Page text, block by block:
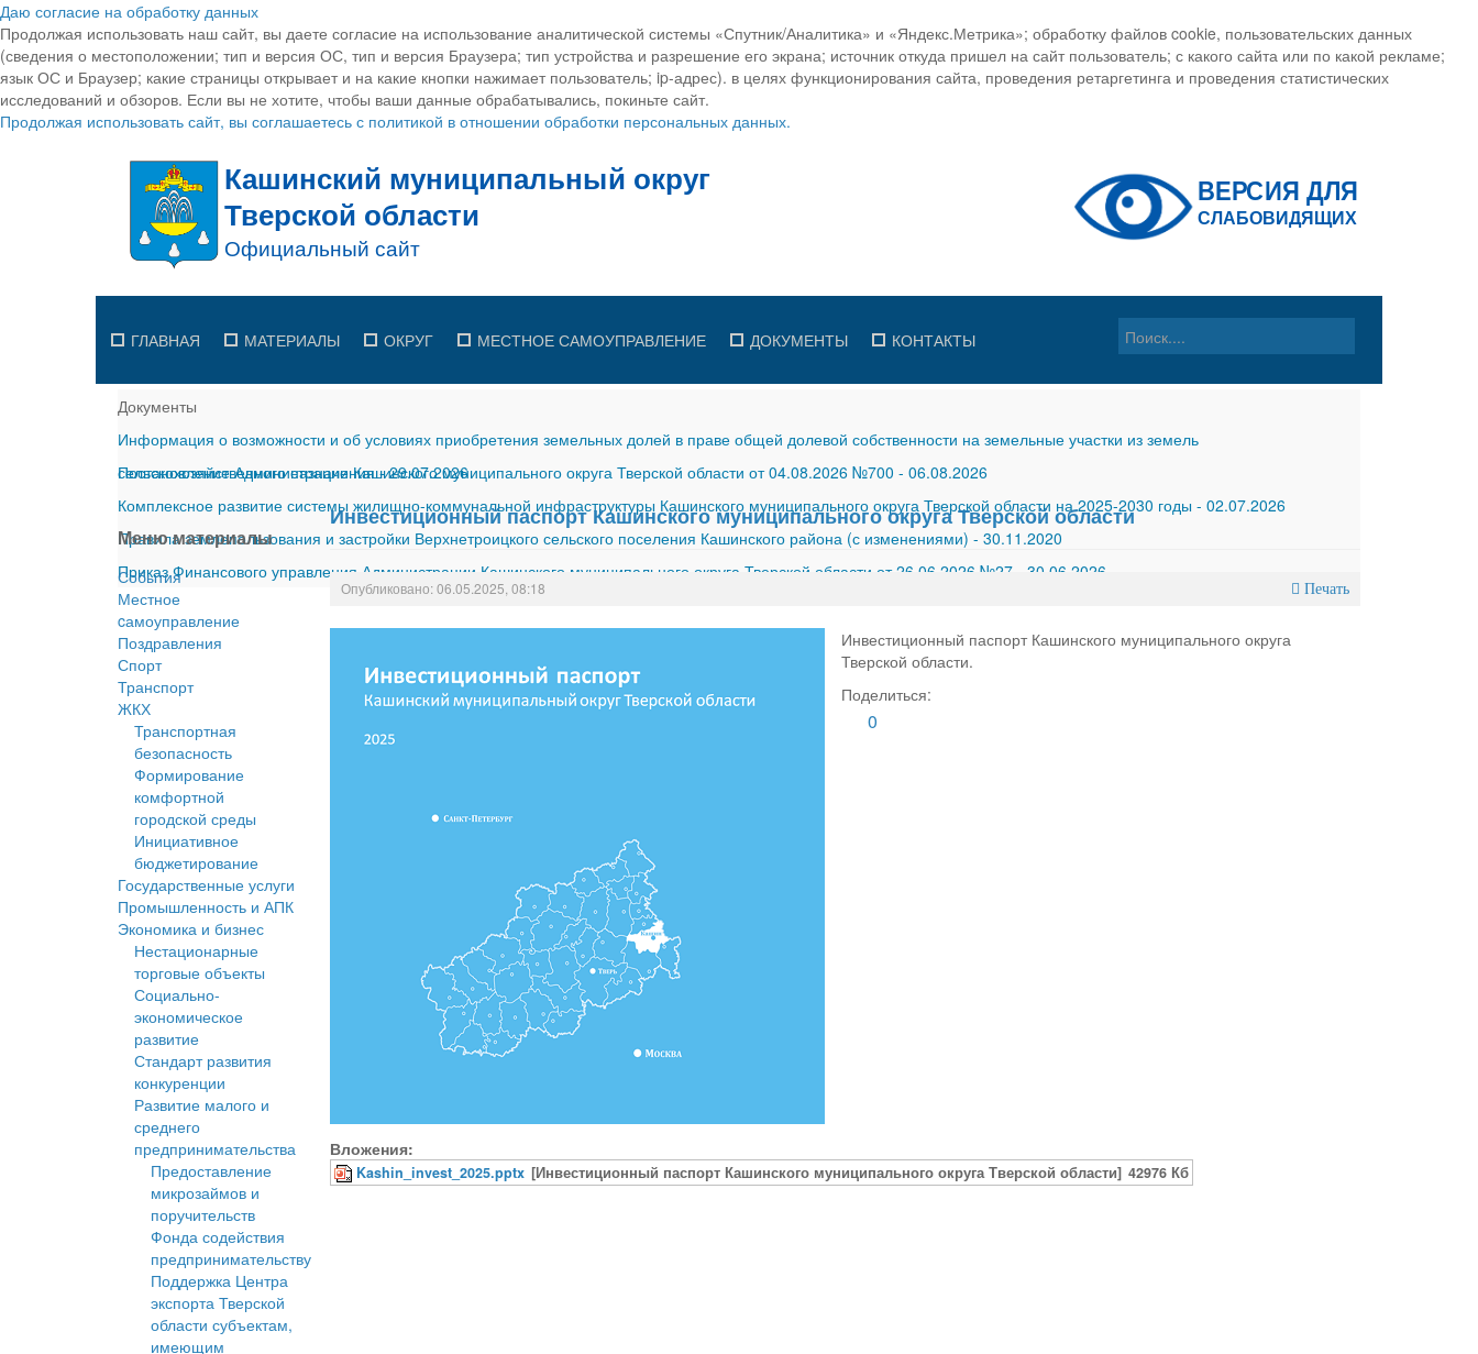
Даю согласие на обработку данных
Продолжая использовать наш сайт, вы даете согласие на использование аналитической системы «Спутник/Аналитика» и «Яндекс.Метрика»; обработку файлов cookie, пользовательских данных
(сведения о местоположении; тип и версия ОС, тип и версия Браузера; тип устройства и разрешение его экрана; источник откуда пришел на сайт пользователь; с какого сайта или по какой рекламе;
язык ОС и Браузер; какие страницы открывает и на какие кнопки нажимает пользователь; ip-адрес). в целях функционирования сайта, проведения ретаргетинга и проведения статистических
исследований и обзоров. Если вы не хотите, чтобы ваши данные обрабатывались, покиньте сайт.
Продолжая использовать сайт, вы соглашаетесь с политикой в отношении обработки персональных данных.
ГЛАВНАЯ МАТЕРИАЛЫ ОКРУГ МЕСТНОЕ САМОУПРАВЛЕНИЕ ДОКУМЕНТЫ КОНТАКТЫ
Документы
Информация о возможности и об условиях приобретения земельных долей в праве общей долевой собственности на земельные участки из земель
сельскохозяйственного назначения-29.07.2026
Постановление Администрации Кашинского муниципального округа Тверской области от 04.08.2026 №700 - 06.08.2026
Комплексное развитие системы жилищно-коммунальной инфраструктуры Кашинского муниципального округа Тверской области на 2025-2030 годы - 02.07.2026
Правила землепользования и застройки Верхнетроицкого сельского поселения Кашинского района (с изменениями) - 30.11.2020
Приказ Финансового управления Администрации Кашинского муниципального округа Тверской области от 26.06.2026 №27
30.06.2026
Меню материалы
События
Местное
cамоуправление
Поздравления
Спорт
Транспорт
ЖКХ
Транспортная
безопасность
Формирование
комфортной
городской среды
Инициативное
бюджетирование
Государственные услуги
Промышленность и АПК
Экономика и бизнес
Нестационарные
торговые объекты
Социально-
экономическое
развитие
Стандарт развития
конкуренции
Развитие малого и
среднего
предпринимательства
Предоставление
микрозаймов и
поручительств
Фонда содействия
предпринимательству
Поддержка Центра
экспорта Тверской
области субъектам,
имеющим
Инвестиционный паспорт Кашинского муниципального округа Тверской области
Опубликовано: 06.05.2025, 08:18 Печать
Инвестиционный паспорт Кашинского муниципального округа
Тверской области.
Поделиться:
0
Вложения:
Kashin_invest_2025.pptx [Инвестиционный паспорт Кашинского муниципального округа Тверской области] 42976 Кб